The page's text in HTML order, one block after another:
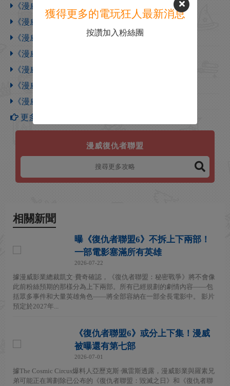
《漫威復仇者聯盟》意志力含義介紹
《漫威復仇者聯盟》過充含義介紹
《漫威復仇者聯盟》前線基地進入方法介紹
《漫威復仇者聯盟》鋼鐵俠玩法介紹
《漫威復仇者聯盟》新手常見問題匯總解答
《漫威復仇者聯盟》能否重置技能點問題解答
《漫威復仇者聯盟》威力攻擊介紹
更多【漫威復仇者聯盟】攻略
漫威復仇者聯盟
相關新聞
曝《復仇者聯盟6》不拆上下兩部！
一部電影塞滿所有英雄
2026-07-22
據漫威影業總裁凱文·費奇確認，《復仇者聯盟：秘密戰爭》將不會像
此前粉絲預期的那樣分為上下兩部。所有已經規劃的劇情內容——包
括眾多事件和大量英雄角色——將全部容納在一部全長電影中。 影片
預定於2027年...
《復仇者聯盟6》或分上下集！漫威
被曝還有第七部
2026-07-01
據The Cosmic Circus爆料人亞歷克斯·佩雷斯透露，漫威影業與羅素兄
弟可能正在籌劃除已公布的《復仇者聯盟：毀滅之日》和《復仇者聯
獲得更多的電玩狂人最新消息
按讚加入粉絲團